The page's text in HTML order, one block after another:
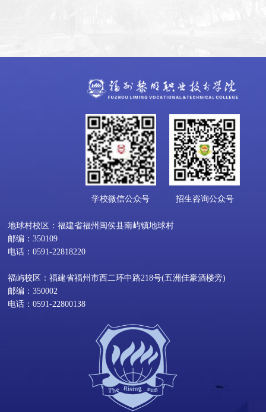
学校微信公众号 招生咨询公众号
地球村校区：福建省福州闽侯县南屿镇地球村
邮编：350109
电话：0591-22818220
福屿校区：福建省福州市西二环中路218号(五洲佳豪酒楼旁)
邮编：350002
电话：0591-22800138